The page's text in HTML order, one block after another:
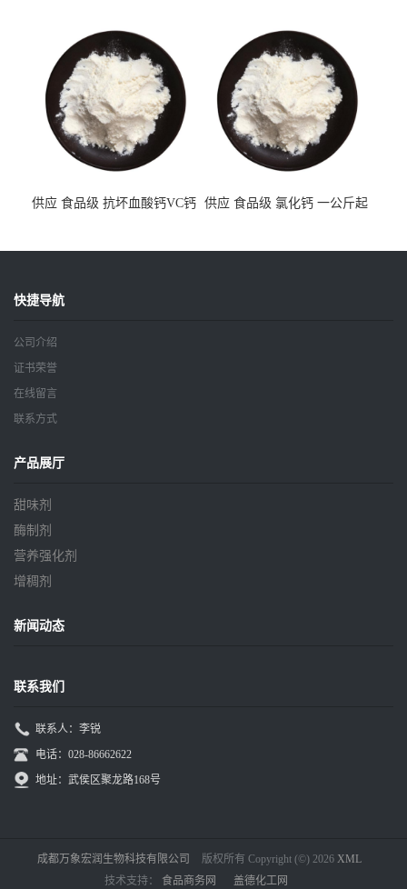
供应 食品级 抗坏血酸钙VC钙 供应 食品级 氯化钙 一公斤起
快捷导航
公司介绍
证书荣誉
在线留言
联系方式
产品展厅
甜味剂
酶制剂
营养强化剂
增稠剂
新闻动态
联系我们
联系人：李锐
电话：028-86662622
地址：武侯区聚龙路168号
成都万象宏润生物科技有限公司 版权所有 Copyright (©) 2026 XML
技术支持： 食品商务网 盖德化工网